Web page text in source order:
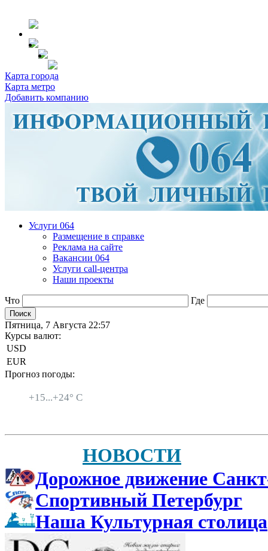
Карта города
Карта метро
Добавить компанию
Услуги 064
Размещение в справке
Реклама на сайте
Вакансии 064
Услуги call-центра
Наши проекты
Что Где
Пятница, 7 Августа 22:57
Курсы валют:
USD
EUR
Прогноз погоды:
+15...+24° C
НОВОСТИ
Дорожное движение
Спортивный Петербург
Наша Культурная столица